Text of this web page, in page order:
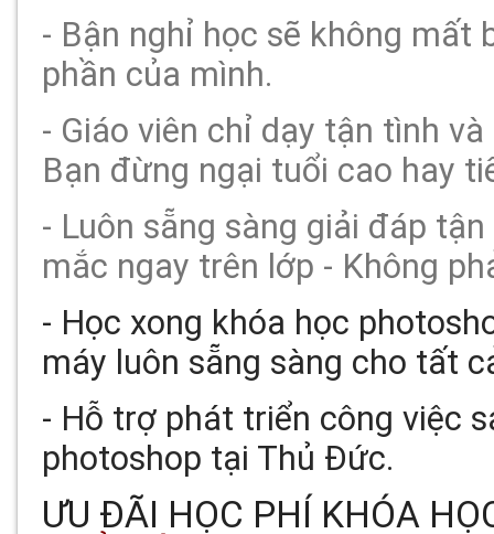
- Bận nghỉ học sẽ không mất
phần của mình.
- Giáo viên chỉ dạy tận tình
Bạn đừng ngại tuổi cao hay
- Luôn sẵng sàng giải đáp
mắc ngay trên lớp - Không
- Học xong khóa học
máy luôn sẵng sàng cho tất
- Hỗ trợ phát triển công việc
photoshop tại Thủ Đức.
ƯU ĐÃI HỌC PHÍ KHÓA